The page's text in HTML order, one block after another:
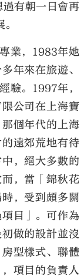
有朝一日會再
業，1983年她
年來在旅遊、
驗。1997年，
公司在上海寶
個年代的上海
遠郊荒地有待
，絕大多數的
，當「錦秋花
，受到頗多關
目」。可作為
做的設計並沒
型樣式、聯體
項目的負責人